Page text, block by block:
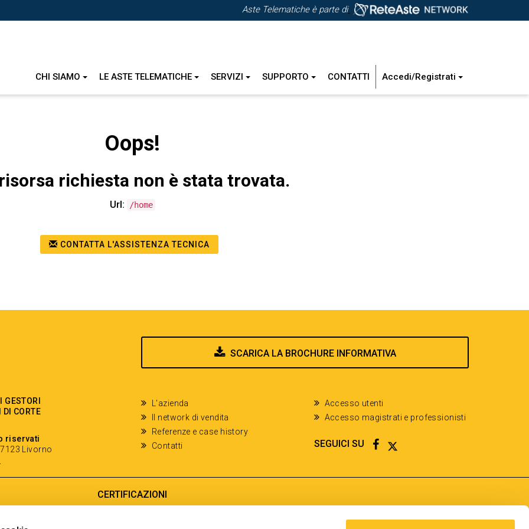
Aste Telematiche è parte di
CHI SIAMO LE ASTE TELEMATICHE SERVIZI SUPPORTO CONTATTI Accedi/Registrati
Oops!
richiesta non è stata trovata.
Url: /home
CONTATTA L'ASSISTENZA TECNICA
SCARICA LA BROCHURE INFORMATIVA
DI CORTE
riservati
Livorno
L'azienda
Il network di vendita
Referenze e case history
Contatti
Accesso utenti
Accesso magistrati e professionisti
SEGUICI SU FACEBOOK
TWITTER
CERTIFICAZIONI